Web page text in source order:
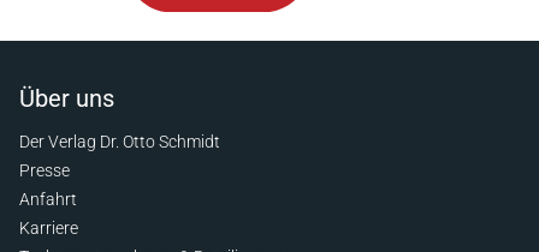
Über uns
Der Verlag Dr. Otto Schmidt
Presse
Anfahrt
Karriere